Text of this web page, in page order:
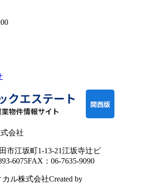
会社
市江坂町1-13-21江坂寺辻ビ
6075FAX：06-7635-9090
カル株式会社Created by